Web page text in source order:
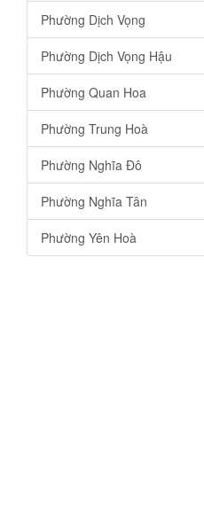
Phường Dịch Vọng
Phường Dịch Vọng Hậu
Phường Quan Hoa
Phường Trung Hoà
Phường Nghĩa Đô
Phường Nghĩa Tân
Phường Yên Hoà